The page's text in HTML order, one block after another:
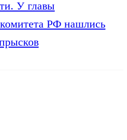
У главы
РФ нашлись